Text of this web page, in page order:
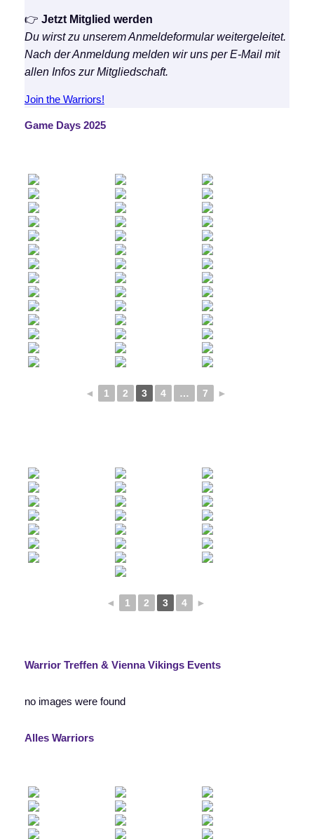
👉 Jetzt Mitglied werden
Du wirst zu unserem Anmeldeformular weitergeleitet.
Nach der Anmeldung melden wir uns per E-Mail mit
allen Infos zur Mitgliedschaft.
Join the Warriors!
Game Days 2025
◄ 1 2 3 4 … 7 ►
◄ 1 2 3 4 ►
Warrior Treffen & Vienna Vikings Events
no images were found
Alles Warriors